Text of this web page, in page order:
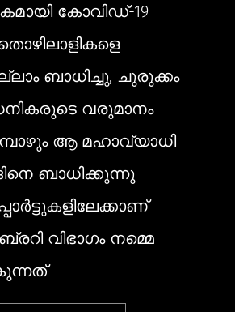
കോവിഡ്-19
ബാധിച്ചു, ചുരുക്കം
വരുമാനം
ആ മഹാവ്യാധി
ബാധിക്കുന്നു
വിഭാഗം നമ്മെ